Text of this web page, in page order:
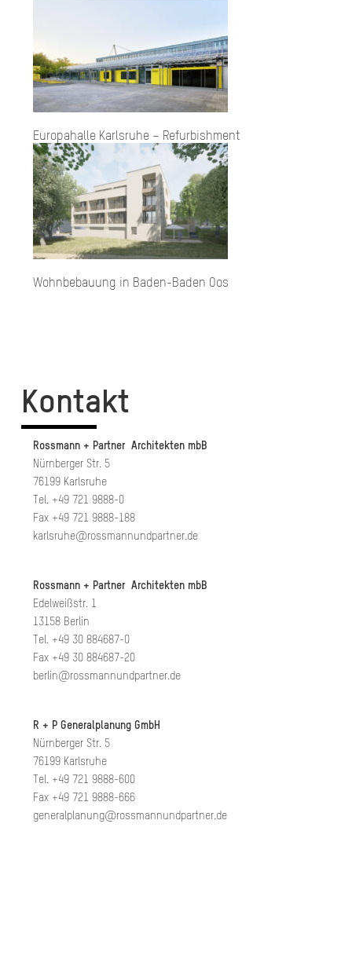
Europahalle Karlsruhe – Refurbishment
Wohn­be­bau­ung in Ba­den-Ba­den Oos
Kontakt
Rossmann + Partner Architekten mbB
Nürnberger Str. 5
76199 Karlsruhe
Tel. +49 721 9888-0
Fax +49 721 9888-188
karlsruhe@rossmannundpartner.de
Rossmann + Partner Architekten mbB
Edelweißstr. 1
13158 Berlin
Tel. +49 30 884687-0
Fax +49 30 884687-20
berlin@rossmannundpartner.de
R + P Generalplanung GmbH
Nürnberger Str. 5
76199 Karlsruhe
Tel. +49 721 9888-600
Fax +49 721 9888-666
generalplanung@rossmannundpartner.de